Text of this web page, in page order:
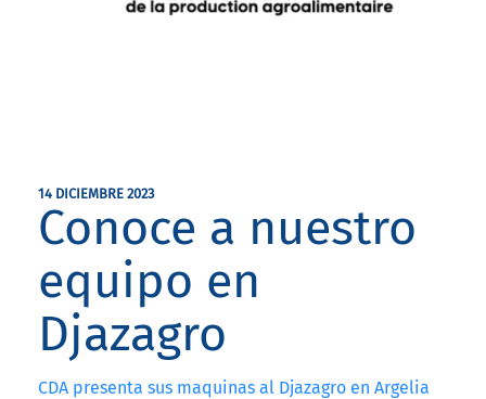
14 DICIEMBRE 2023
Conoce a nuestro
equipo en
Djazagro
CDA presenta sus maquinas al Djazagro en Argelia